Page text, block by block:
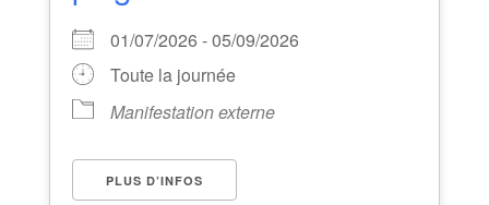
01/07/2026 - 05/09/2026
Toute la journée
Manifestation externe
PLUS D’INFOS